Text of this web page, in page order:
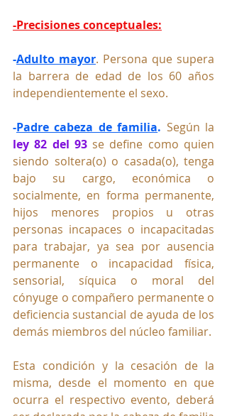
-Precisiones conceptuales:
-Adulto mayor. Persona que supera
la barrera de edad de los 60 años
independientemente el sexo.
-Padre cabeza de familia.
ley 82 del 93 se define como quien
siendo soltera(o) o casada(o), tenga
bajo su cargo, económica o
socialmente, en forma permanente,
hijos menores propios u otras
personas incapaces o incapacitadas
para trabajar, ya sea por ausencia
permanente o incapacidad física,
sensorial, síquica o moral del
cónyuge o compañero permanente o
deficiencia sustancial de ayuda de los
demás miembros del núcleo familiar.
Esta condición y la cesación de la
misma, desde el momento en que
ocurra el respectivo evento, deberá